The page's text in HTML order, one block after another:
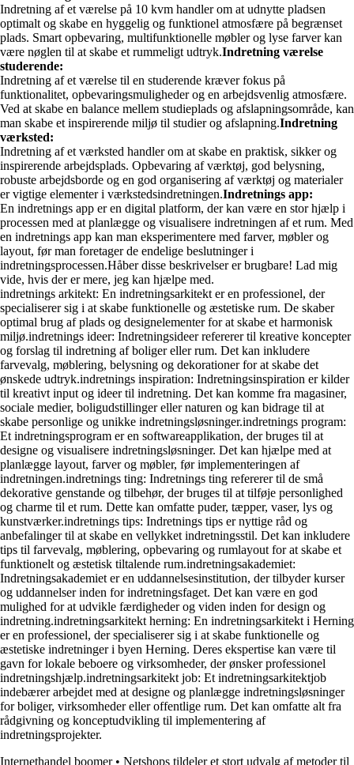
Indretning af et værelse på 10 kvm handler om at udnytte pladsen
optimalt og skabe en hyggelig og funktionel atmosfære på begrænset
plads. Smart opbevaring, multifunktionelle møbler og lyse farver kan
være nøglen til at skabe et rummeligt udtryk.Indretning værelse
studerende:
Indretning af et værelse til en studerende kræver fokus på
funktionalitet, opbevaringsmuligheder og en arbejdsvenlig atmosfære.
Ved at skabe en balance mellem studieplads og afslapningsområde, kan
man skabe et inspirerende miljø til studier og afslapning.Indretning
værksted:
Indretning af et værksted handler om at skabe en praktisk, sikker og
inspirerende arbejdsplads. Opbevaring af værktøj, god belysning,
robuste arbejdsborde og en god organisering af værktøj og materialer
er vigtige elementer i værkstedsindretningen.Indretnings app:
En indretnings app er en digital platform, der kan være en stor hjælp i
processen med at planlægge og visualisere indretningen af et rum. Med
en indretnings app kan man eksperimentere med farver, møbler og
layout, før man foretager de endelige beslutninger i
indretningsprocessen.Håber disse beskrivelser er brugbare! Lad mig
vide, hvis der er mere, jeg kan hjælpe med.
indretnings arkitekt: En indretningsarkitekt er en professionel, der
specialiserer sig i at skabe funktionelle og æstetiske rum. De skaber
optimal brug af plads og designelementer for at skabe et harmonisk
miljø.indretnings ideer: Indretningsideer refererer til kreative koncepter
og forslag til indretning af boliger eller rum. Det kan inkludere
farvevalg, møblering, belysning og dekorationer for at skabe det
ønskede udtryk.indretnings inspiration: Indretningsinspiration er kilder
til kreativt input og ideer til indretning. Det kan komme fra magasiner,
sociale medier, boligudstillinger eller naturen og kan bidrage til at
skabe personlige og unikke indretningsløsninger.indretnings program:
Et indretningsprogram er en softwareapplikation, der bruges til at
designe og visualisere indretningsløsninger. Det kan hjælpe med at
planlægge layout, farver og møbler, før implementeringen af
indretningen.indretnings ting: Indretnings ting refererer til de små
dekorative genstande og tilbehør, der bruges til at tilføje personlighed
og charme til et rum. Dette kan omfatte puder, tæpper, vaser, lys og
kunstværker.indretnings tips: Indretnings tips er nyttige råd og
anbefalinger til at skabe en vellykket indretningsstil. Det kan inkludere
tips til farvevalg, møblering, opbevaring og rumlayout for at skabe et
funktionelt og æstetisk tiltalende rum.indretningsakademiet:
Indretningsakademiet er en uddannelsesinstitution, der tilbyder kurser
og uddannelser inden for indretningsfaget. Det kan være en god
mulighed for at udvikle færdigheder og viden inden for design og
indretning.indretningsarkitekt herning: En indretningsarkitekt i Herning
er en professionel, der specialiserer sig i at skabe funktionelle og
æstetiske indretninger i byen Herning. Deres ekspertise kan være til
gavn for lokale beboere og virksomheder, der ønsker professionel
indretningshjælp.indretningsarkitekt job: Et indretningsarkitektjob
indebærer arbejdet med at designe og planlægge indretningsløsninger
for boliger, virksomheder eller offentlige rum. Det kan omfatte alt fra
rådgivning og konceptudvikling til implementering af
indretningsprojekter.
Internethandel boomer• Netshops tildeler et stort udvalg af metoder til